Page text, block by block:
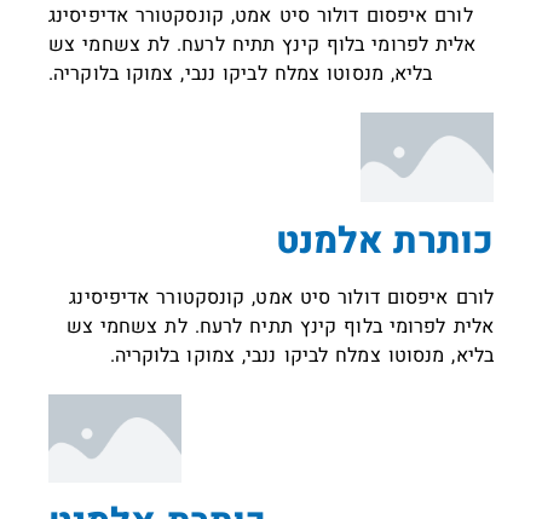
לורם איפסום דולור סיט אמט, קונסקטורר אדיפיסינג
אלית לפרומי בלוף קינץ תתיח לרעח. לת צשחמי צש
בליא, מנסוטו צמלח לביקו ננבי, צמוקו בלוקריה.
כותרת אלמנט
לורם איפסום דולור סיט אמט, קונסקטורר אדיפיסינג
אלית לפרומי בלוף קינץ תתיח לרעח. לת צשחמי צש
בליא, מנסוטו צמלח לביקו ננבי, צמוקו בלוקריה.